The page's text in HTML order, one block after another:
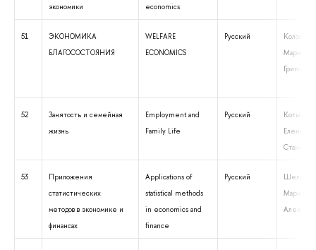
экономики
economics
51
ЭКОНОМИКА
БЛАГОСОСТОЯНИЯ
WELFARE
ECONOMICS
Русский
Марина
52
Занятость и семейная
жизнь
Employment and
Family Life
Русский
Котырло
Елена
53
Приложения
статистических
методов в экономике и
финансах
Applications of
statistical methods
in economics and
finance
Русский
Мария